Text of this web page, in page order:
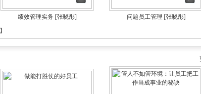
绩效管理实务 [张晓彤] 问题员工管理 [张晓彤]
】